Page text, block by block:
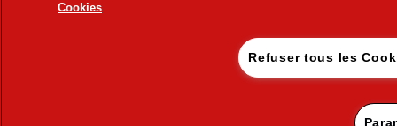
Cookies
Refuser tous